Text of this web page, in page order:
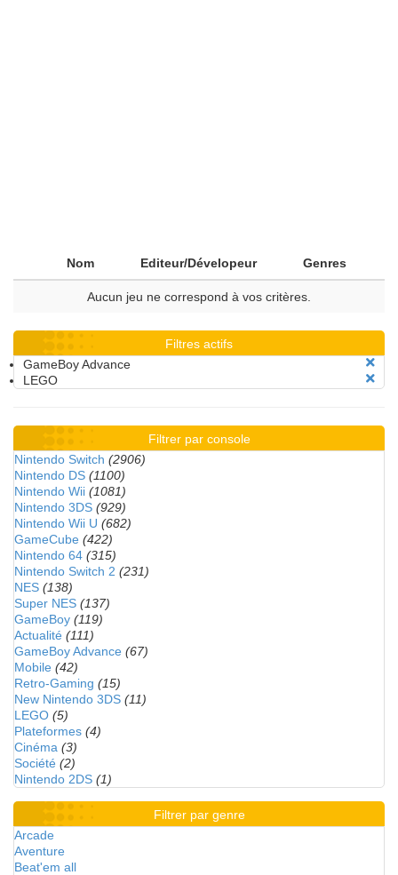
Nom Editeur/Dévelopeur Genres
Aucun jeu ne correspond à vos critères.
Filtres actifs
GameBoy Advance
LEGO
Filtrer par console
Nintendo Switch (2906)
Nintendo DS (1100)
Nintendo Wii (1081)
Nintendo 3DS (929)
Nintendo Wii U (682)
GameCube (422)
Nintendo 64 (315)
Nintendo Switch 2 (231)
NES (138)
Super NES (137)
GameBoy (119)
Actualité (111)
GameBoy Advance (67)
Mobile (42)
Retro-Gaming (15)
New Nintendo 3DS (11)
LEGO (5)
Plateformes (4)
Cinéma (3)
Société (2)
Nintendo 2DS (1)
Filtrer par genre
Arcade
Aventure
Beat'em all